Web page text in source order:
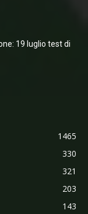
19 luglio test di
1465
330
321
203
143